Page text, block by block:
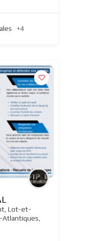
+4
, Lot-et-
Atlantiques